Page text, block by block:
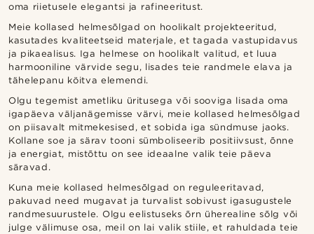
oma riietusele elegantsi ja rafineeritust.
Meie kollased helmesõlgad on hoolikalt projekteeritud,
kasutades kvaliteetseid materjale, et tagada vastupidavus
ja pikaealisus. Iga helmese on hoolikalt valitud, et luua
harmooniline värvide segu, lisades teie randmele elava ja
tähelepanu köitva elemendi.
Olgu tegemist ametliku üritusega või sooviga lisada oma
igapäeva väljanägemisse värvi, meie kollased helmesõlgad
on piisavalt mitmekesised, et sobida iga sündmuse jaoks.
Kollane soe ja särav tooni sümboliseerib positiivsust, õnne
ja energiat, mistõttu on see ideaalne valik teie päeva
säravad.
Kuna meie kollased helmesõlgad on reguleeritavad,
pakuvad need mugavat ja turvalist sobivust igasugustele
randmesuurustele. Olgu eelistuseks õrn üherealine sõlg või
julge välimuse osa, meil on lai valik stiile, et rahuldada teie